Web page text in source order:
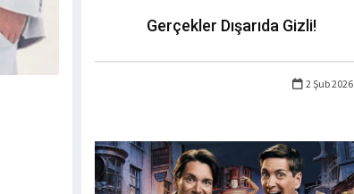
Gerçekler Dışarıda Gizli!
2 Şub 2026